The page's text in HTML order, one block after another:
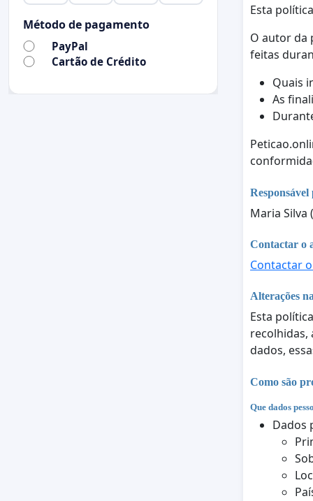
Esta
O autor da
feitas
Quais
As
Maria Silva
Contactar o
Contactar
Alterações
Esta
recolhidas,
dados,
Como são
Que dados
Dados
Método de pagamento
PayPal
Cartão de Crédito